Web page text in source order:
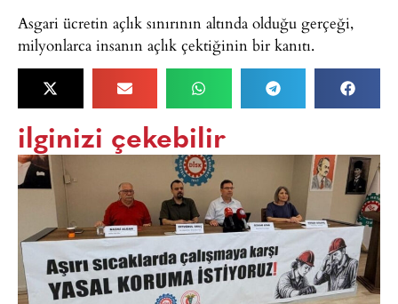
Asgari ücretin açlık sınırının altında olduğu gerçeği,
milyonlarca insanın açlık çektiğinin bir kanıtı.
ilginizi çekebilir